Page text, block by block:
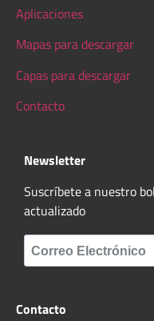
Aplicaciones
Mapas para descargar
Capas para descargar
Contacto
Newsletter
Suscríbete a nuestro
actualizado
Contacto